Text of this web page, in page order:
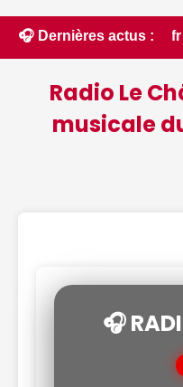
🎧 Dernières actus :
• 📰 Les
Radio Le
musicale
🎧